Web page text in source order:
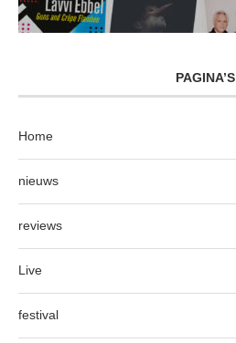
PAGINA’S
Home
nieuws
reviews
Live
festival